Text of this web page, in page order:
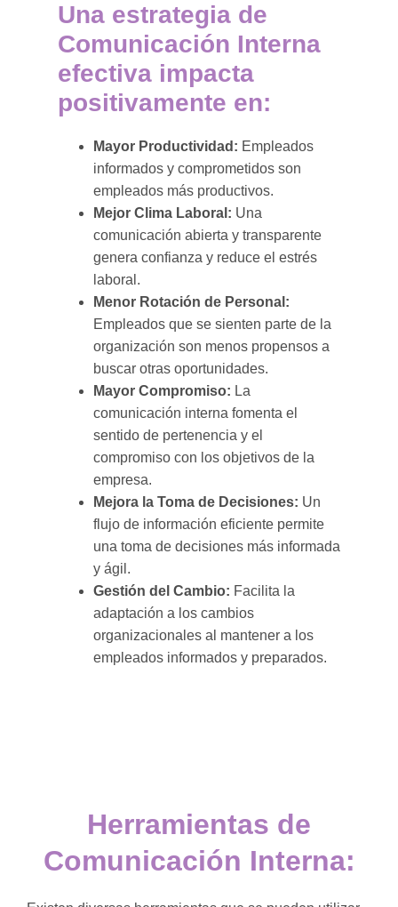
Una estrategia de
Comunicación Interna
efectiva impacta
positivamente en:
Mayor Productividad: Empleados
informados y comprometidos son
empleados más productivos.
Mejor Clima Laboral: Una
comunicación abierta y transparente
genera confianza y reduce el estrés
laboral.
Menor Rotación de Personal:
Empleados que se sienten parte de la
organización son menos propensos a
buscar otras oportunidades.
Mayor Compromiso: La
comunicación interna fomenta el
sentido de pertenencia y el
compromiso con los objetivos de la
empresa.
Mejora la Toma de Decisiones: Un
flujo de información eficiente permite
una toma de decisiones más informada
y ágil.
Gestión del Cambio: Facilita la
adaptación a los cambios
organizacionales al mantener a los
empleados informados y preparados.
Herramientas de
Comunicación Interna: